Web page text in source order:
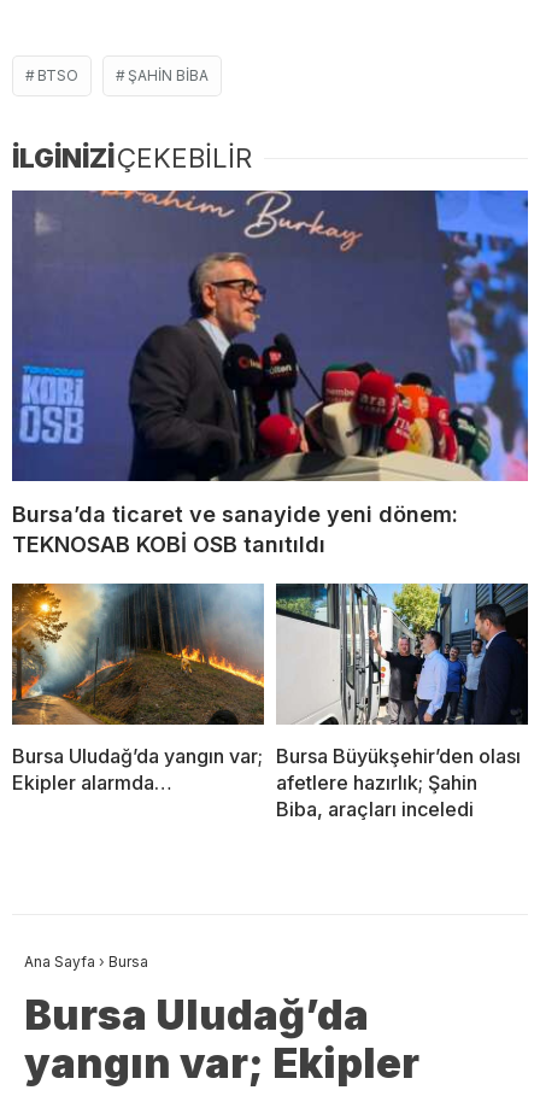
BTSO ŞAHIN BIBA
İLGİNİZİÇEKEBİLİR
Bursa’da ticaret ve sanayide yeni dönem:
TEKNOSAB KOBİ OSB tanıtıldı
Bursa Uludağ’da yangın var;
Ekipler alarmda…
Bursa Büyükşehir’den olası
afetlere hazırlık; Şahin
Biba, araçları inceledi
Ana Sayfa › Bursa
Bursa Uludağ’da
yangın var; Ekipler